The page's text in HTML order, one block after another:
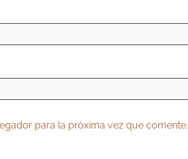
para la próxima vez que comente.